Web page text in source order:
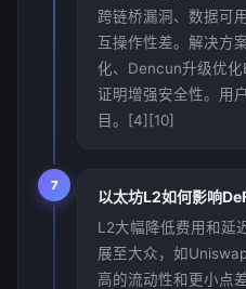
跨链桥漏洞、数据可
互操作性差。解决方
化、Dencun升级优
证明增强安全性。用
目。[4][10]
7
以太坊L2如何影响
L2大幅降低费用和延
展至大众，如
高的流动性和更小点